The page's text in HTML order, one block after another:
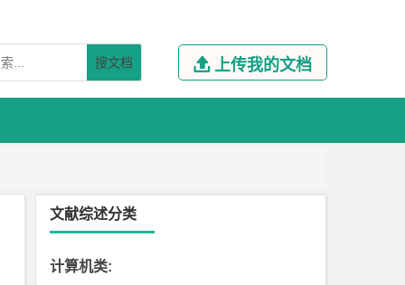
搜文档  上传我的文档
文献综述分类
计算机类: